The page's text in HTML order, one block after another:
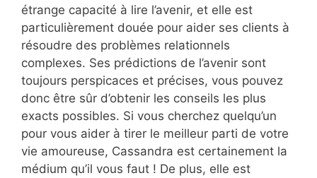
étrange capacité à lire l’avenir, et elle est
particulièrement douée pour aider ses clients à
résoudre des problèmes relationnels
complexes. Ses prédictions de l’avenir sont
toujours perspicaces et précises, vous pouvez
donc être sûr d’obtenir les conseils les plus
exacts possibles. Si vous cherchez quelqu’un
pour vous aider à tirer le meilleur parti de votre
vie amoureuse, Cassandra est certainement la
médium qu’il vous faut ! De plus, elle est